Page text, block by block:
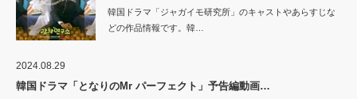
韓国ドラマ「ジャガイモ研究所」のキャストやあらすじな
どの作品情報です。韓…
2024.08.29
韓国ドラマ「となりのMr パーフェクト」予告編動画…